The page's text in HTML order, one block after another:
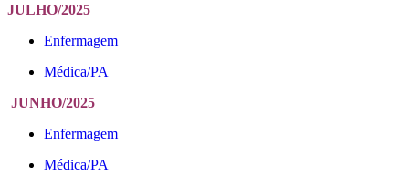
JULHO/2025
Enfermagem
Médica/PA
JUNHO/2025
Enfermagem
Médica/PA